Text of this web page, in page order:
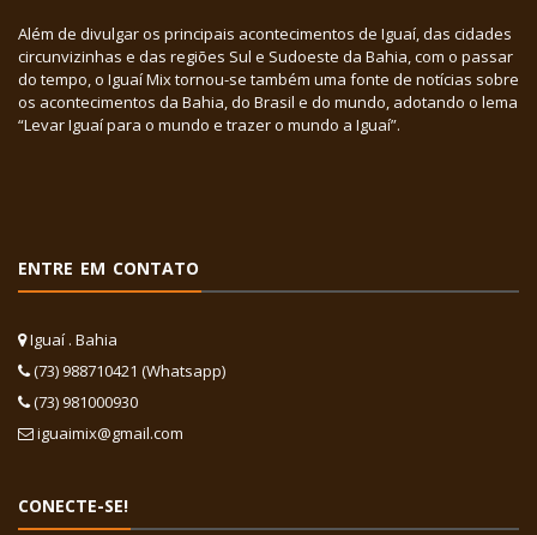
Além de divulgar os principais acontecimentos de Iguaí, das cidades
circunvizinhas e das regiões Sul e Sudoeste da Bahia, com o passar
do tempo, o Iguaí Mix tornou-se também uma fonte de notícias sobre
os acontecimentos da Bahia, do Brasil e do mundo, adotando o lema
“Levar Iguaí para o mundo e trazer o mundo a Iguaí”.
ENTRE EM CONTATO
Iguaí . Bahia
(73) 988710421 (Whatsapp)
(73) 981000930
iguaimix@gmail.com
CONECTE-SE!